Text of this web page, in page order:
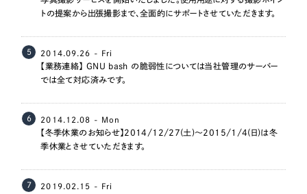
トの提案から出張撮影まで、全面的にサポートさせていただきます。
5 2014.09.26 - Fri
【業務連絡】 GNU bash の脆弱性については当社管理のサーバー
では全て対応済みです。
6 2014.12.08 - Mon
【冬季休業のお知らせ】2014/12/27(土)～2015/1/4(日)は冬
季休業とさせていただきます。
7 2019.02.15 - Fri